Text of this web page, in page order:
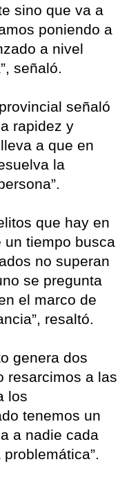
sino que va a
poniendo a
a nivel
señaló.
señaló
rapidez y
a que en
la
que hay en
un tiempo busca
no superan
se pregunta
el marco de
resaltó.
genera dos
resarcimos a las
los
tenemos un
a nadie cada